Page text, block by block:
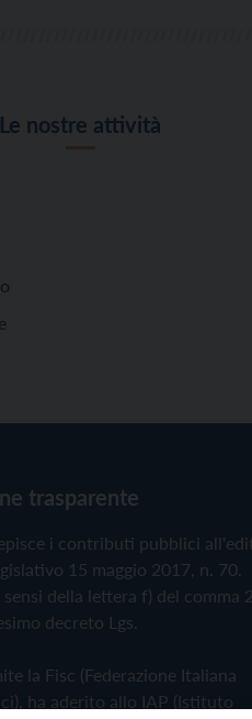
Le nostre attività
trasparente
i contributi pubblici
15 maggio 2017, n. 70.
della lettera f) del comma 2
decreto Lgs.
la Fisc (Federazione Italiana
ha aderito allo IAP (Istituto